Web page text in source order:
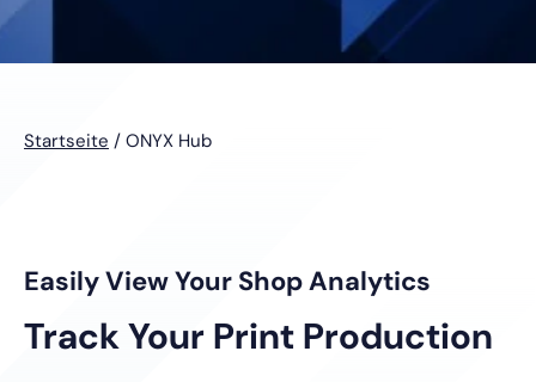
Startseite / ONYX Hub
Easily View Your Shop Analytics
Track Your Print Production